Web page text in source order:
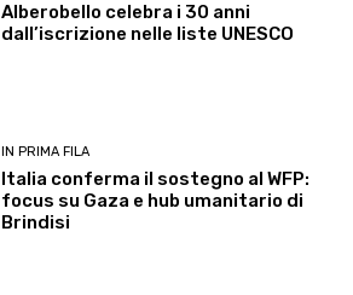
Alberobello celebra i 30 anni
dall’iscrizione nelle liste UNESCO
IN PRIMA FILA
Italia conferma il sostegno al WFP:
focus su Gaza e hub umanitario di
Brindisi